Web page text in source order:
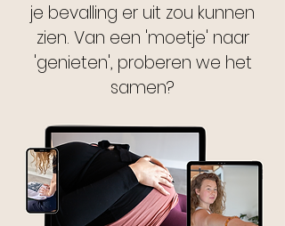
je bevalling er uit zou kunnen
zien. Van een 'moetje' naar
'genieten', proberen we het
samen?